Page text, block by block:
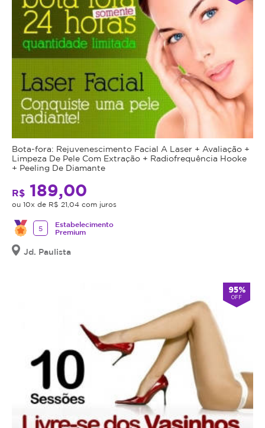
Bota-fora: Rejuvenescimento Facial A Laser + Avaliação +
Limpeza De Pele Com Extração + Radiofrequência Hooke
+ Peeling De Diamante
R$ 189,00
ou 10x de R$ 21,04 com juros
5
Estabelecimento
Premium
Jd. Paulista
95%
OFF